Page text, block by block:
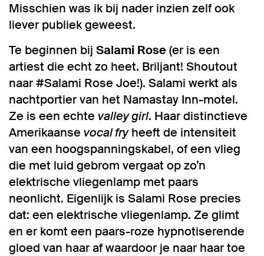
Misschien was ik bij nader inzien zelf ook
liever publiek geweest.
Te beginnen bij Salami Rose(er is een
artiest die echt zo heet. Briljant! Shoutout
naar #Salami Rose Joe!). Salami werkt als
nachtportier van het Namastay Inn-motel.
Ze is een echte valley girl. Haar distinctieve
Amerikaanse vocal fryheeft de intensiteit
van een hoogspanningskabel, of een vlieg
die met luid gebrom vergaat op zo’n
elektrische vliegenlamp met paars
neonlicht. Eigenlijk is Salami Rose precies
dat: een elektrische vliegenlamp. Ze glimt
en er komt een paars-roze hypnotiserende
gloed van haar af waardoor je naar haar toe